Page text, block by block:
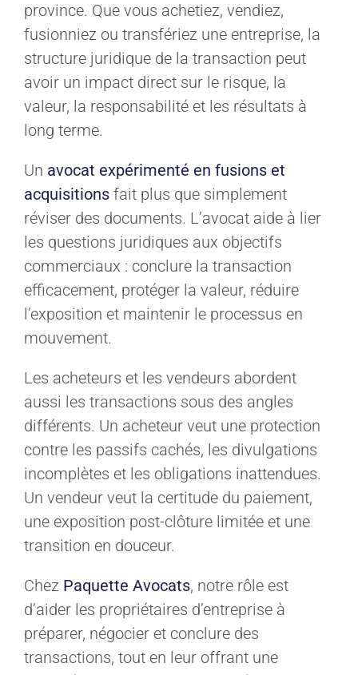
province. Que vous achetiez, vendiez,
fusionniez ou transfériez une entreprise, la
structure juridique de la transaction peut
avoir un impact direct sur le risque, la
valeur, la responsabilité et les résultats à
long terme.
Un avocat expérimenté en fusions et
acquisitions fait plus que simplement
réviser des documents. L’avocat aide à lier
les questions juridiques aux objectifs
commerciaux : conclure la transaction
efficacement, protéger la valeur, réduire
l’exposition et maintenir le processus en
mouvement.
Les acheteurs et les vendeurs abordent
aussi les transactions sous des angles
différents. Un acheteur veut une protection
contre les passifs cachés, les divulgations
incomplètes et les obligations inattendues.
Un vendeur veut la certitude du paiement,
une exposition post-clôture limitée et une
transition en douceur.
Chez Paquette Avocats, notre rôle est
d’aider les propriétaires d’entreprise à
préparer, négocier et conclure des
transactions, tout en leur offrant une